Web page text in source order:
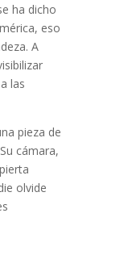
ha dicho
eso
A
las
pieza de
cámara,
olvide